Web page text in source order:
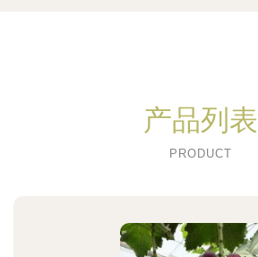
产品列表
PRODUCT